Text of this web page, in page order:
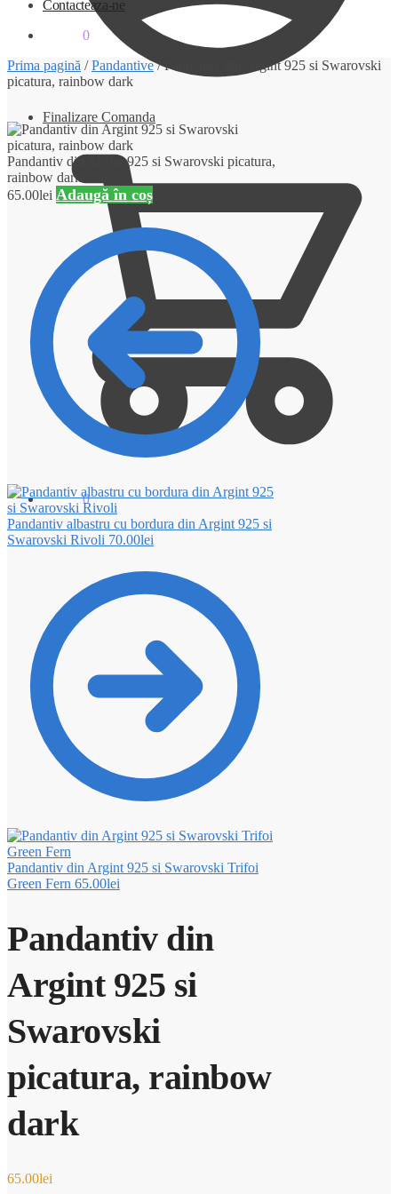
Finalizare Comanda
0.00lei 0
Contacteaza-ne
0
Prima pagină /Pandantive/Pandantiv din Argint 925 si Swarovski
picatura, rainbow dark
Pandantiv din Argint 925 si Swarovski picatura,
rainbow dark
65.00lei Adaugă în coș
Pandantiv albastru cu bordura din Argint 925 si
Swarovski Rivoli 70.00lei
Pandantiv din Argint 925 si Swarovski Trifoi
Green Fern 65.00lei
Pandantiv din
Argint 925 si
Swarovski
picatura, rainbow
dark
65.00lei